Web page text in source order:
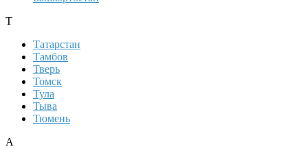
Т
Татарстан
Тамбов
Тверь
Томск
Тула
Тыва
Тюмень
А